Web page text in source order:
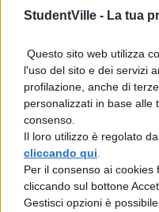
StudentVille - La tua
Questo sito web utilizza
l'uso del sito e dei servizi
profilazione, anche di
personalizzati in base alle
consenso.
Il loro utilizzo è regolato
cliccando qui
Per il consenso ai
cliccando sul bottone
Gestisci opzioni è
streaming:
Penelope
Machado,
Lydia Riera,
doppiata da